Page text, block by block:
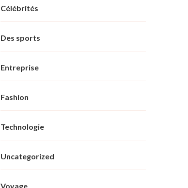
Célébrités
Des sports
Entreprise
Fashion
Technologie
Uncategorized
Voyage